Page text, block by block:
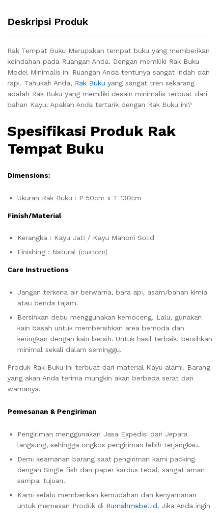
Deskripsi Produk
Rak Tempat Buku Merupakan tempat buku yang memberikan
keindahan pada Ruangan Anda. Dengan memiliki Rak Buku
Model Minimalis ini Ruangan Anda tentunya sangat indah dan
rapi. Tahukah Anda, Rak Buku yang sangat tren sekarang
adalah Rak Buku yang memiliki desain minimalis terbuat dari
bahan Kayu. Apakah Anda tertarik dengan Rak Buku ini?
Spesifikasi Produk Rak
Tempat Buku
Dimensions:
Ukuran Rak Buku : P 50cm x T 130cm
Finish/Material
Kerangka : Kayu Jati / Kayu Mahoni Solid
Finishing : Natural (custom)
Care Instructions
Jangan terkena air berwarna, bara api, asam/bahan kimia
atau benda tajam.
Bersihkan debu menggunakan kemoceng. Lalu, gunakan
kain basah untuk membersihkan area bernoda dan
keringkan dengan kain bersih. Untuk hasil terbaik, bersihkan
minimal sekali dalam seminggu.
Produk Rak Buku ini terbuat dari material Kayu alami. Barang
yang akan Anda terima mungkin akan berbeda serat dan
warnanya.
Pemesanan & Pengiriman
Pengiriman menggunakan Jasa Expedisi dari Jepara
langsung, sehingga ongkos pengiriman lebih terjangkau.
Demi keamanan barang saat pengiriman kami packing
dengan Single fish dan paper kardus tebal, sangat aman
sampai tujuan.
Kami selalu memberikan kemudahan dan kenyamanan
untuk memesan Produk di Rumahmebel.id. Jika Anda ingin